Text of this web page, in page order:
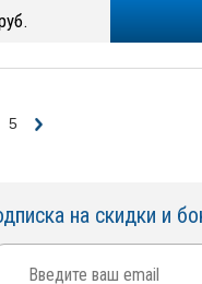
5
на скидки и